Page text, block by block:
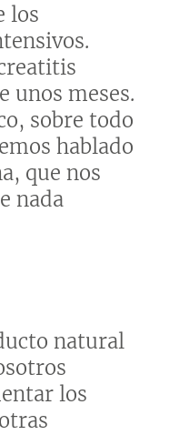
los
unos meses.
sobre todo
hablado
que nos
nada
natural
los